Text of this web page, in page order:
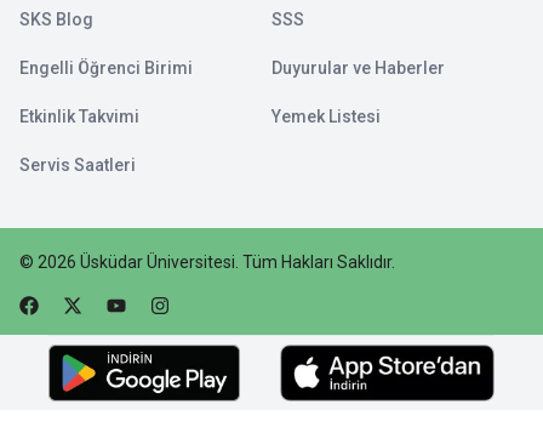
SKS Blog SSS
Engelli Öğrenci Birimi Duyurular ve Haberler
Etkinlik Takvimi Yemek Listesi
Servis Saatleri
© 2026 Üsküdar Üniversitesi Tüm Hakları Saklıdır.